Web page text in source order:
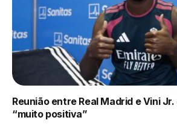
Reunião entre Real Madrid e Vini
“muito positiva”